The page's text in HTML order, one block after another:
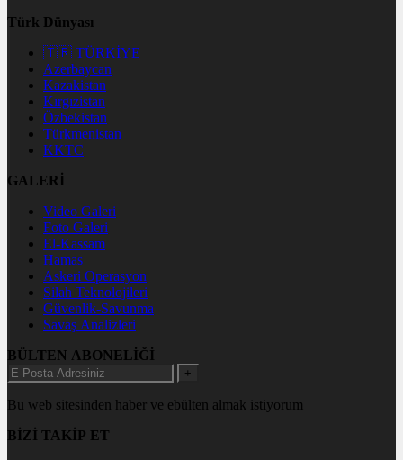
Türk Dünyası
🇹🇷 TÜRKİYE
Azerbaycan
Kazakistan
Kırgızistan
Özbekistan
Türkmenistan
KKTC
GALERİ
Video Galeri
Foto Galeri
El-Kassam
Hamas
Askeri Operasyon
Silah Teknolojileri
Güvenlik-Savunma
Savaş Analizleri
BÜLTEN ABONELİĞİ
+
Bu web sitesinden haber ve ebülten almak istiyorum
BİZİ TAKİP ET